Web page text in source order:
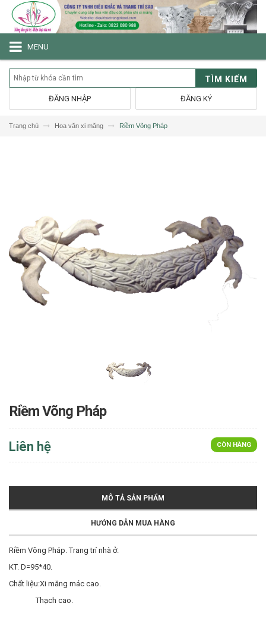
MENU
TÌM KIẾM
ĐĂNG KÝ
ĐĂNG NHẬP
Trang chủ Hoa văn xi măng Riềm Võng Pháp
Riềm Võng Pháp
CÒN HÀNG
Liên hệ
MÔ TẢ SẢN PHẨM
HƯỚNG DẪN MUA HÀNG
Riềm Võng Pháp. Trang trí nhà ở.
KT. D=95*40.
Chất liệu:Xi măng mác cao.
Thạch cao.